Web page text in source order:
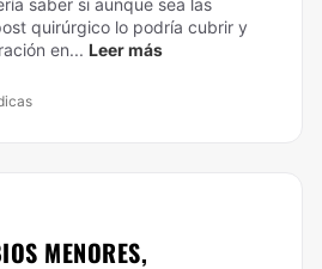
saber si aunque sea las
quirúrgico lo podría cubrir y
en... Leer más
MENORES,